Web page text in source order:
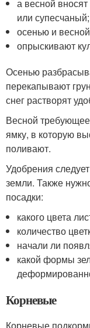
а весной
или супесчаный;
осенью и
опрыскивают
Осенью
перекапывают
снег растворят
Весной
ямку, в которую
поливают.
Удобрения
земли. Также
посадки:
какого цвета
количество
начали ли
какой формы
Корневые